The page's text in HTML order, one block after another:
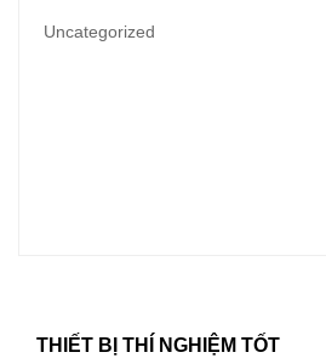
Uncategorized
THIẾT BỊ THÍ NGHIỆM TỐT